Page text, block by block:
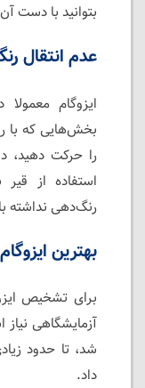
بتوانید با دست
عدم انتقال
ایزوگام
بخش‌هایی که
را حرکت دهید،
استفاده از
رنگ‌دهی نداشته
بهترین
برای تشخیص
آزمایشگاهی
شد، تا حدود
داد.